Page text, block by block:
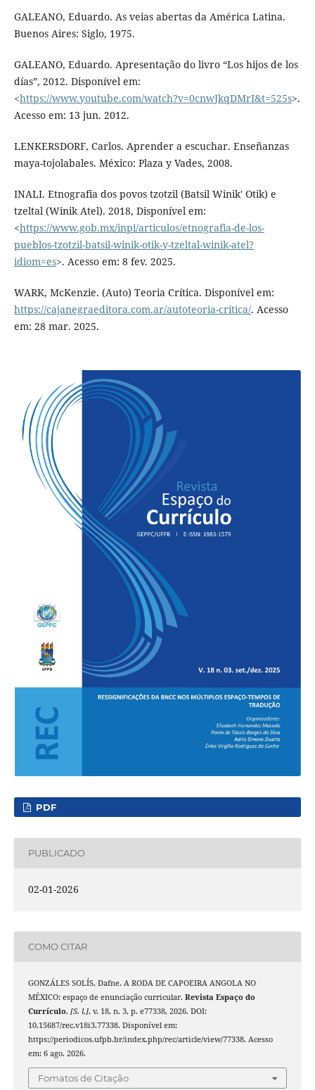
GALEANO, Eduardo. As veias abertas da América Latina.
Buenos Aires: Siglo, 1975.
GALEANO, Eduardo. Apresentação do livro “Los hijos de los
días”, 2012. Disponível em:
<https://www.youtube.com/watch?v=0cnwJkqDMrI&t=525s>.
Acesso em: 13 jun. 2012.
LENKERSDORF, Carlos. Aprender a escuchar. Enseñanzas
maya-tojolabales. México: Plaza y Vades, 2008.
INALI. Etnografia dos povos tzotzil (Batsil Winik' Otik) e
tzeltal (Winik Atel). 2018, Disponível em:
<https://www.gob.mx/inpi/articulos/etnografia-de-los-
pueblos-tzotzil-batsil-winik-otik-y-tzeltal-winik-atel?
idiom=es>. Acesso em: 8 fev. 2025.
WARK, McKenzie. (Auto) Teoria Crítica. Disponível em:
https://cajanegraeditora.com.ar/autoteoria-critica/. Acesso
em: 28 mar. 2025.
PDF
PUBLICADO
02-01-2026
COMO CITAR
GONZÁLES SOLÍS, Dafne. A RODA DE CAPOEIRA ANGOLA NO
MÉXICO: espaço de enunciação curricular. Revista Espaço do
Currículo, [S. l.], v. 18, n. 3, p. e77338, 2026. DOI:
10.15687/rec.v18i3.77338. Disponível em:
https://periodicos.ufpb.br/index.php/rec/article/view/77338. Acesso
em: 6 ago. 2026.
Fomatos de Citação